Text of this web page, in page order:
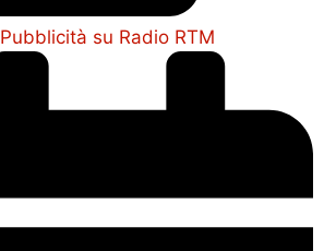
Pubblicità su Radio RTM